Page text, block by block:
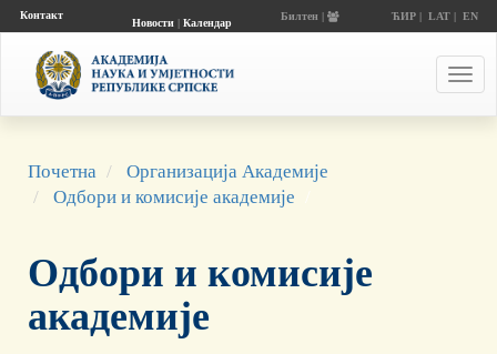
Контакт
Новости| Календар
Билтен | ЋИР| LAT| EN
Почетна
Организација Академије
Одбори и комисије академије
Одбори и комисије
академије